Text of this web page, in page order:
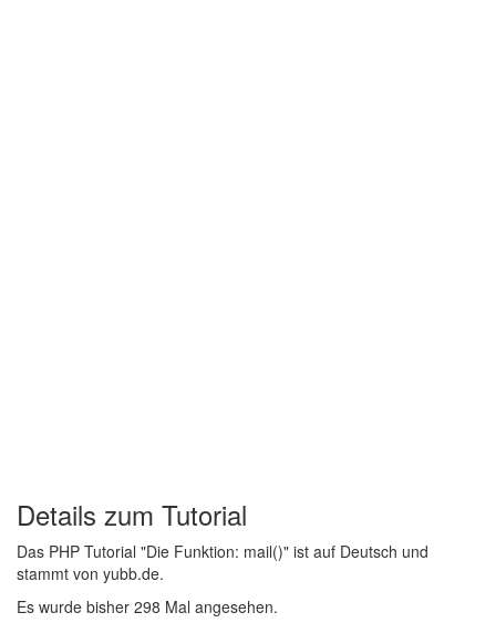
Details zum Tutorial
Das PHP Tutorial "Die Funktion: mail()" ist auf Deutsch und
stammt von yubb.de.
Es wurde bisher 298 Mal angesehen.